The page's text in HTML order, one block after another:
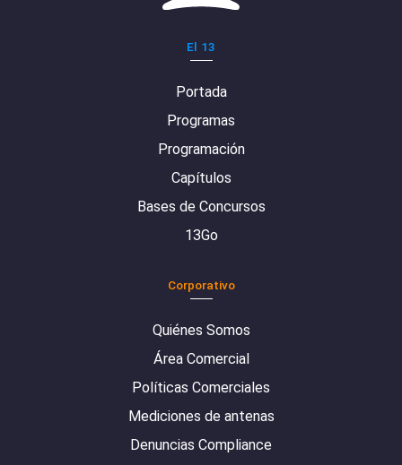
El 13
Portada
Programas
Programación
Capítulos
Bases de Concursos
13Go
Corporativo
Quiénes Somos
Área Comercial
Políticas Comerciales
Mediciones de antenas
Denuncias Compliance